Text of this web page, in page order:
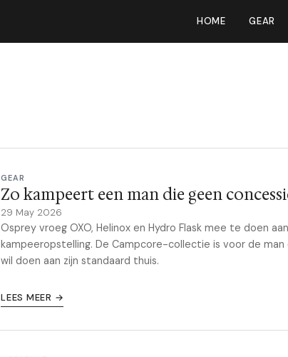
HOME GEAR
GEAR
Zo kampeert een man die geen
29 May 2026
Osprey vroeg OXO, Helinox en Hydro Flask mee te doen
kampeeropstelling. De Campcore-collectie is voor de man
wil doen aan zijn standaard thuis.
LEES MEER →